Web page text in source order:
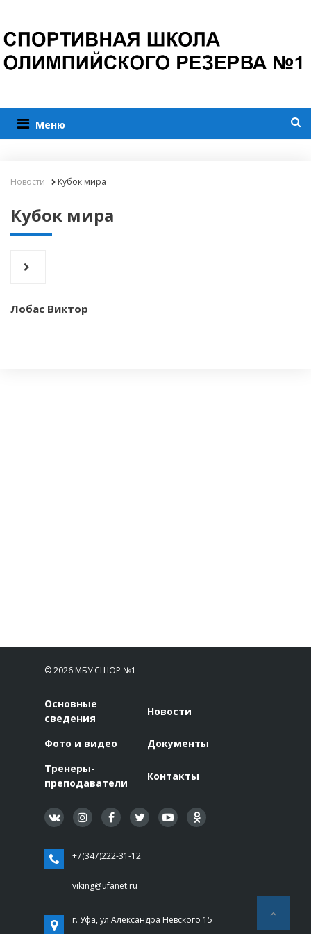
Меню
Новости Кубок мира
Кубок мира
Лобас Виктор
© 2026 МБУ СШОР №1
Основные
сведения
Новости
Фото и видео
Документы
Тренеры-
преподаватели
Контакты
+7(347)222-31-12
viking@ufanet.ru
г. Уфа, ул Александра Невского 15